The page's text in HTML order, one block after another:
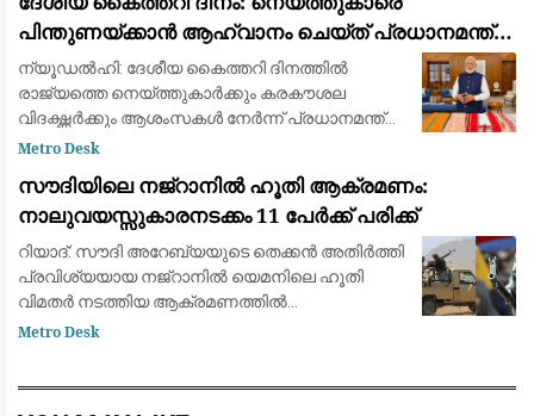
പിന്തുണയ്ക്കാൻ ആഹ്വാനം ചെയ്ത് പ്രധാനമന്ത്രി
നരേന്ദ്ര മോദി
ന്യൂഡൽഹി: ദേശീയ കൈത്തറി ദിനത്തിൽ
രാജ്യത്തെ നെയ്ത്തുകാർക്കും കരകൗശല
വിദഗ്ദ്ധർക്കും ആശംസകൾ നേർന്ന് പ്രധാനമന്ത്രി
നരേന്ദ്ര മോദി. ഇന്ത്യയുടെ സമ്പന്നമായ
മാറ്റിവെച്ച
Metro Desk
സൗദിയിലെ നജ്‌റാനിൽ ഹൂതി ആക്രമണം:
നാലുവയസ്സുകാരനടക്കം 11 പേർക്ക് പരിക്ക്
റിയാദ്: സൗദി അറേബ്യയുടെ തെക്കൻ അതിർത്തി
പ്രവിശ്യയായ നജ്‌റാനിൽ യെമനിലെ ഹൂതി
വിമതർ നടത്തിയ ആക്രമണത്തിൽ
നാലുവയസ്സുകാരൻ ഉൾപ്പെടെ 11 പേർക്ക്
Metro Desk